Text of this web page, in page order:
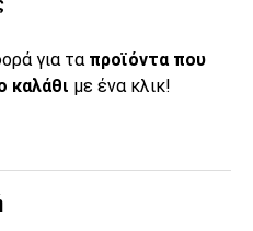
για τα προϊόντα που
καλάθι με ένα κλικ!